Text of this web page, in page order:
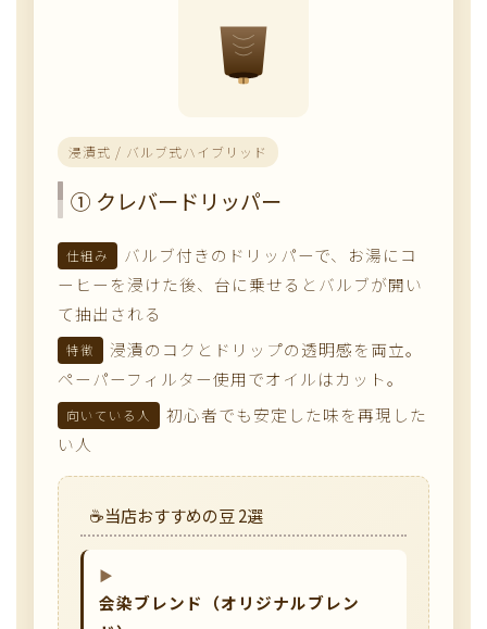
浸漬式 / バルブ式ハイブリッド
① クレバードリッパー
仕組み
バルブ付きのドリッパーで、お湯にコ
ーヒーを浸けた後、台に乗せるとバルブが開い
て抽出される
特徴
浸漬のコクとドリップの透明感を両立。
ペーパーフィルター使用でオイルはカット。
向いている人
初心者でも安定した味を再現した
い人
当店おすすめの豆 2選
会染ブレンド（オリジナルブレン